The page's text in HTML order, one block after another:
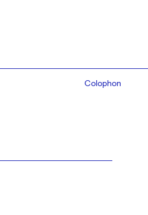
Colophon
Design:Marcel